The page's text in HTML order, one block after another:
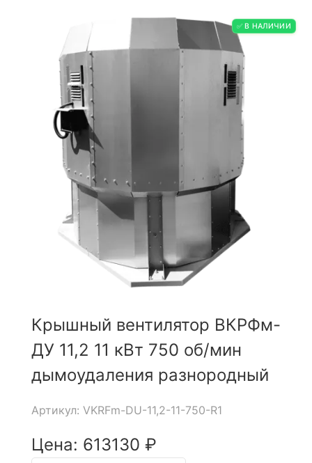
✅ В НАЛИЧИИ
Крышный вентилятор ВКРФм-
ДУ 11,2 11 кВт 750 об/мин
дымоудаления разнородный
Артикул: VKRFm-DU-11,2-11-750-R1
Цена: 613130 ₽